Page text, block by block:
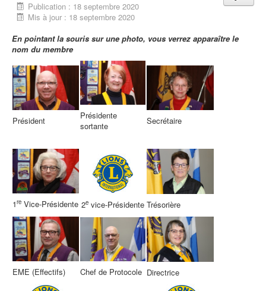
Publication : 18 septembre 2020
Mis à jour : 18 septembre 2020
En pointant la souris sur une photo, vous verrez apparaître le
nom du membre
Président
Présidente
sortante
Secrétaire
1re Vice-Présidente 2e vice-Présidente Trésorière
EME (Effectifs) Chef de Protocole Directrice